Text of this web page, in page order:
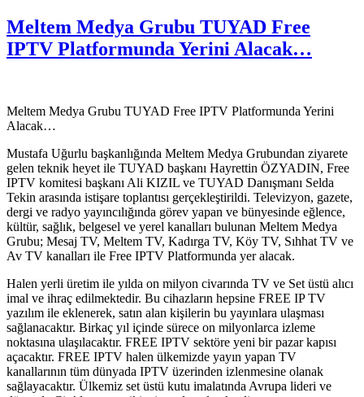
Meltem Medya Grubu TUYAD Free
IPTV Platformunda Yerini Alacak…
Meltem Medya Grubu TUYAD Free IPTV Platformunda Yerini
Alacak…
Mustafa Uğurlu başkanlığında Meltem Medya Grubundan ziyarete
gelen teknik heyet ile TUYAD başkanı Hayrettin ÖZYADIN, Free
IPTV komitesi başkanı Ali KIZIL ve TUYAD Danışmanı Selda
Tekin arasında istişare toplantısı gerçekleştirildi. Televizyon, gazete,
dergi ve radyo yayıncılığında görev yapan ve bünyesinde eğlence,
kültür, sağlık, belgesel ve yerel kanalları bulunan Meltem Medya
Grubu; Mesaj TV, Meltem TV, Kadırga TV, Köy TV, Sıhhat TV ve
Av TV kanalları ile Free IPTV Platformunda yer alacak.
Halen yerli üretim ile yılda on milyon civarında TV ve Set üstü alıcı
imal ve ihraç edilmektedir. Bu cihazların hepsine FREE IP TV
yazılım ile eklenerek, satın alan kişilerin bu yayınlara ulaşması
sağlanacaktır. Birkaç yıl içinde sürece on milyonlarca izleme
noktasına ulaşılacaktır. FREE IPTV sektöre yeni bir pazar kapısı
açacaktır. FREE IPTV halen ülkemizde yayın yapan TV
kanallarının tüm dünyada IPTV üzerinden izlenmesine olanak
sağlayacaktır. Ülkemiz set üstü kutu imalatında Avrupa lideri ve